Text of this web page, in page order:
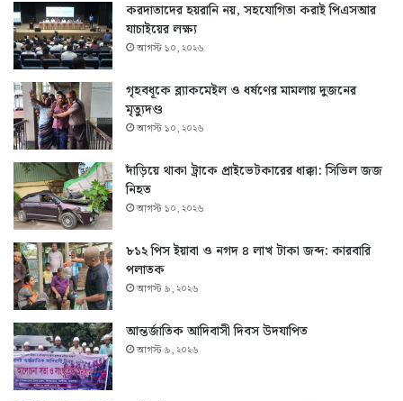
করদাতাদের হয়রানি নয়, সহযোগিতা করাই পিএসআর
যাচাইয়ের লক্ষ্য
আগস্ট ১০, ২০২৬
গৃহবধূকে ব্ল্যাকমেইল ও ধর্ষণের মামলায় দুজনের
মৃত্যুদণ্ড
আগস্ট ১০, ২০২৬
দাঁড়িয়ে থাকা ট্রাকে প্রাইভেটকারের ধাক্কা: সিভিল জজ
নিহত
আগস্ট ১০, ২০২৬
৮১২ পিস ইয়াবা ও নগদ ৪ লাখ টাকা জব্দ: কারবারি
পলাতক
আগস্ট ৯, ২০২৬
আন্তর্জাতিক আদিবাসী দিবস উদযাপিত
আগস্ট ৯, ২০২৬